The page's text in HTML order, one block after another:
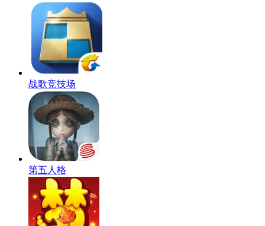
战歌竞技场
第五人格